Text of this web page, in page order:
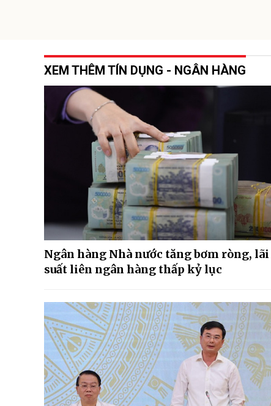
XEM THÊM TÍN DỤNG - NGÂN HÀNG
Ngân hàng Nhà nước tăng bơm ròng, lãi
suất liên ngân hàng thấp kỷ lục